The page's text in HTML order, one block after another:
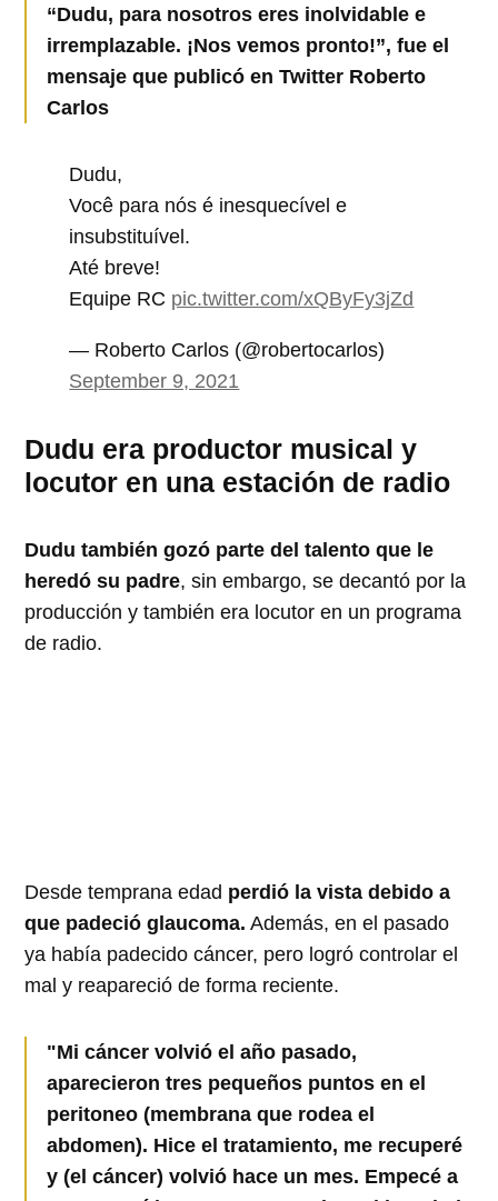
“Dudu, para nosotros eres inolvidable e
irremplazable. ¡Nos vemos pronto!”, fue el
mensaje que publicó en Twitter Roberto
Carlos
Dudu,
Você para nós é inesquecível e
insubstituível.
Até breve!
Equipe RC pic.twitter.com/xQByFy3jZd
— Roberto Carlos (@robertocarlos)
September 9, 2021
Dudu era productor musical y
locutor en una estación de radio
Dudu también gozó parte del talento que le
heredó su padre, sin embargo, se decantó por la
producción y también era locutor en un programa
de radio.
Desde temprana edad perdió la vista debido a
que padeció glaucoma. Además, en el pasado
ya había padecido cáncer, pero logró controlar el
mal y reapareció de forma reciente.
"Mi cáncer volvió el año pasado,
aparecieron tres pequeños puntos en el
peritoneo (membrana que rodea el
abdomen). Hice el tratamiento, me recuperé
y (el cáncer) volvió hace un mes. Empecé a